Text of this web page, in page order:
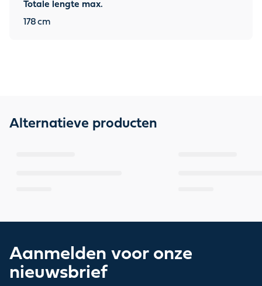
Totale lengte max.
178 cm
Alternatieve producten
Aanmelden voor onze
nieuwsbrief